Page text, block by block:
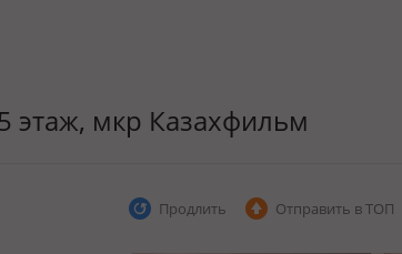
этаж, мкр Казахфильм
Продлить Отправить в ТОП